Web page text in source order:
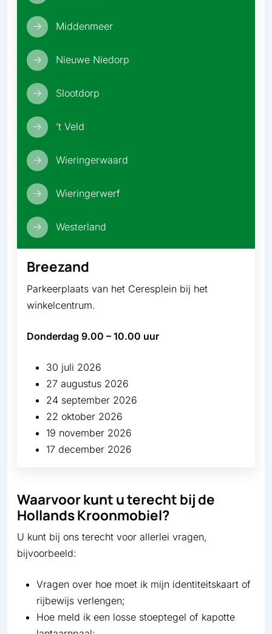
Middenmeer
Nieuwe Niedorp
Slootdorp
’t Veld
Wieringerwaard
Wieringerwerf
Westerland
Breezand
Parkeerplaats van het Ceresplein bij het
winkelcentrum.
Donderdag 9.00 – 10.00 uur
30 juli 2026
27 augustus 2026
24 september 2026
22 oktober 2026
19 november 2026
17 december 2026
Waarvoor kunt u terecht bij de
Hollands Kroonmobiel?
U kunt bij ons terecht voor allerlei vragen,
bijvoorbeeld:
Vragen over hoe moet ik mijn identiteitskaart of
rijbewijs verlengen;
Hoe meld ik een losse stoeptegel of kapotte